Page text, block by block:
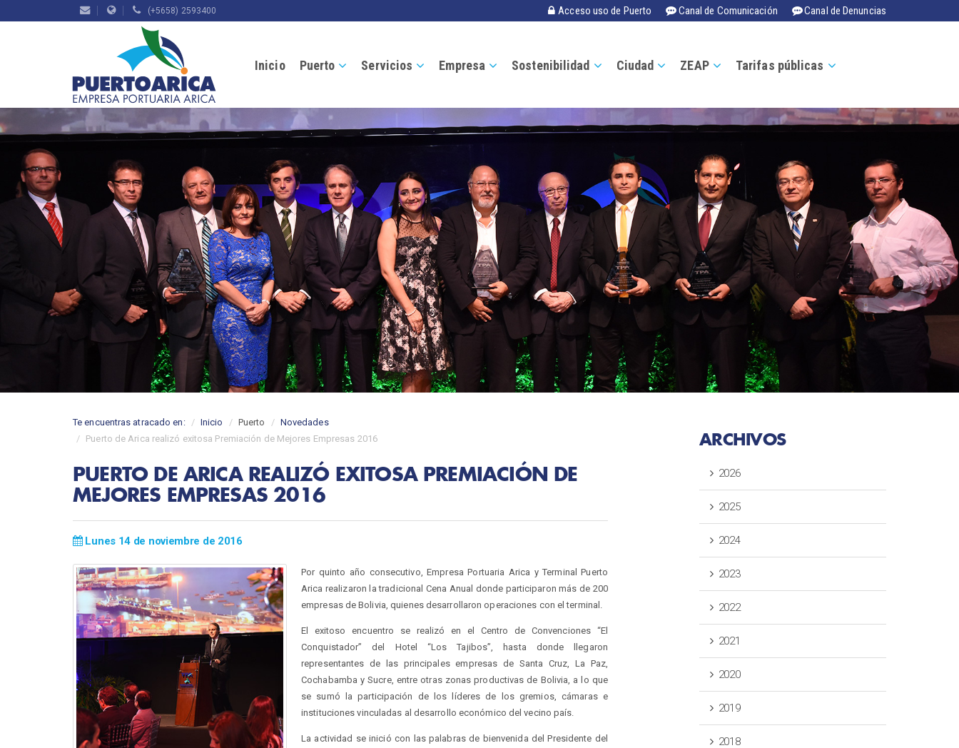
(+5658) 2593400 Acceso uso de Puerto Canal de Comunicación Canal de Denuncias
Inicio Puerto Servicios Empresa Sostenibilidad Ciudad ZEAP Tarifas públicas
Te encuentras atracado en: Inicio Puerto
Novedades
Puerto de Arica realizó exitosa Premiación de Mejores Empresas 2016
PUERTO DE ARICA REALIZÓ EXITOSA PREMIACIÓN DE
MEJORES EMPRESAS 2016
Lunes 14 de noviembre de 2016
Por quinto año consecutivo, Empresa Portuaria Arica y Terminal Puerto
Arica realizaron la tradicional Cena Anual donde participaron más de 200
empresas de Bolivia, quienes desarrollaron operaciones con el terminal.
El exitoso encuentro se realizó en el Centro de Convenciones “El
Conquistador” del Hotel “Los Tajibos”, hasta donde llegaron
representantes de las principales empresas de Santa Cruz, La Paz,
Cochabamba y Sucre, entre otras zonas productivas de Bolivia, a lo que
se sumó la participación de los líderes de los gremios, cámaras e
instituciones vinculadas al desarrollo económico del vecino país.
La actividad se inició con las palabras de bienvenida del Presidente del
ARCHIVOS
2026
2025
2024
2023
2022
2021
2020
2019
2018